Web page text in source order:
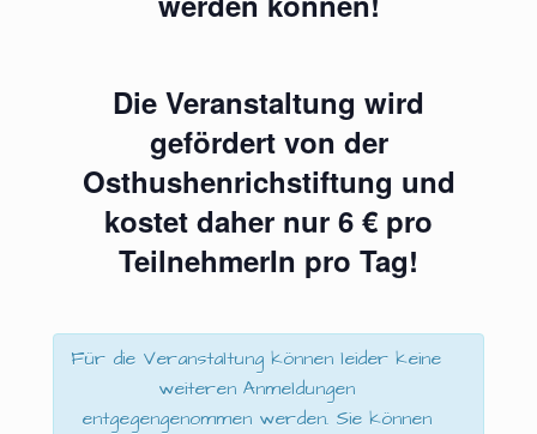
Die Veranstaltung wird
gefördert von der
Osthushenrichstiftung und
kostet daher nur 6 € pro
TeilnehmerIn pro Tag!
Für die Veranstaltung können leider keine
weiteren Anmeldungen
entgegengenommen werden. Sie können